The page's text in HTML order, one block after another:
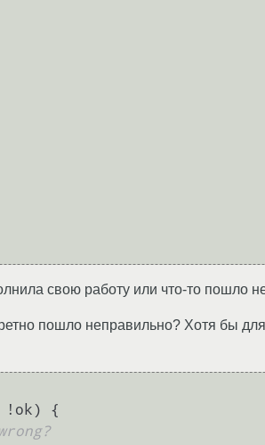
свою работу или что-то пошло
пошло неправильно? Хотя бы
!ok) {